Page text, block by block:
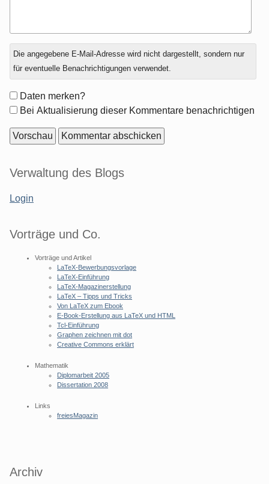
Antwort
zu
Die angegebene E-Mail-Adresse wird nicht dargestellt, sondern nur
für eventuelle Benachrichtigungen verwendet.
Formular-
Optionen
Daten merken?
Bei Aktualisierung dieser Kommentare benachrichtigen
Seitenleiste
Verwaltung des Blogs
Login
Vorträge und Co.
Vorträge und Artikel
LaTeX-Bewerbungsvorlage
LaTeX-Einführung
LaTeX-Magazinerstellung
LaTeX – Tipps und Tricks
Von LaTeX zum Ebook
E-Book-Erstellung aus LaTeX und HTML
Tcl-Einführung
Graphen zeichnen mit dot
Creative Commons erklärt
Mathematik
Diplomarbeit 2005
Dissertation 2008
Links
freiesMagazin
Archiv